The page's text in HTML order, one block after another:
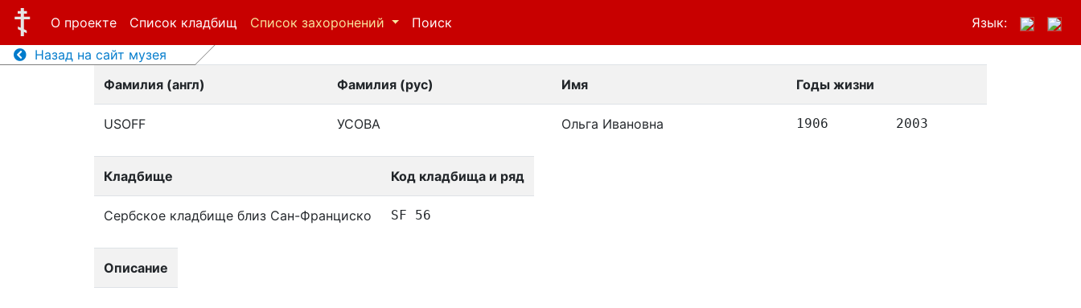
О проекте Список кладбищ Список захоронений Поиск
Язык:
Назад на сайт музея
Фамилия (англ)
Фамилия (рус) Имя Годы жизни
USOFF УСОВА Ольга Ивановна 1906 2003
Кладбище Код кладбища и ряд
Сербское кладбище близ Сан-Франциско SF 56
Описание